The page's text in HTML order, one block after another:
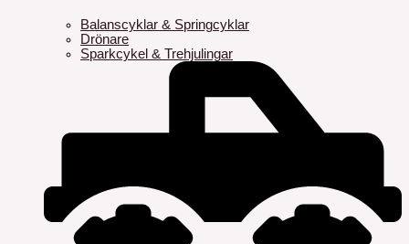
Balanscyklar & Springcyklar
Drönare
Sparkcykel & Trehjulingar